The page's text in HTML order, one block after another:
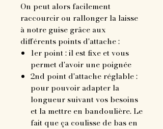
On peut alors facilement
raccourcir ou rallonger la laisse
à notre guise grâce aux
différents points d'attache :
1er point : il est fixe et vous
permet d'avoir une poignée
2nd point d'attache réglable :
pour pouvoir adapter la
longueur suivant vos besoins
et la mettre en bandoulière. Le
fait que ça coulisse de bas en